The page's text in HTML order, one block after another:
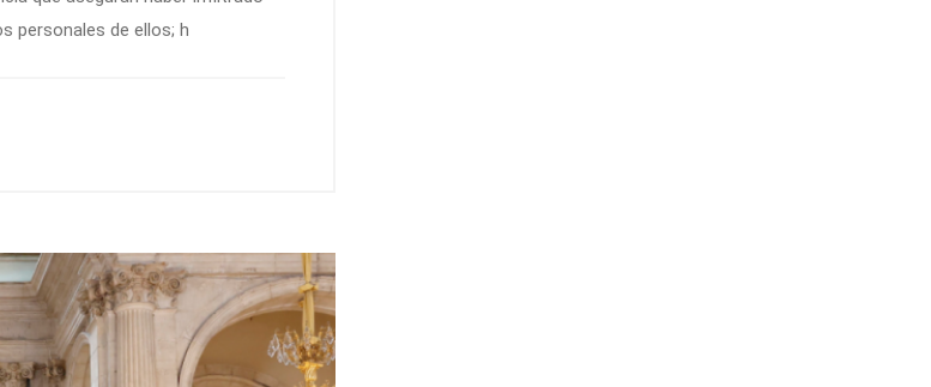
personales de ellos; h